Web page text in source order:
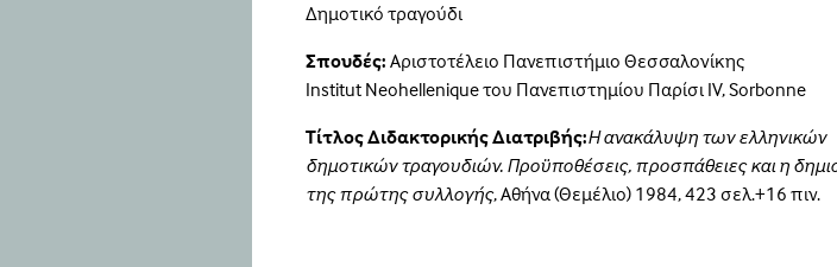
Δημοτικό τραγούδι
Σπουδές: Αριστοτέλειο Πανεπιστήμιο Θεσσαλονίκης
Institut Neohellenique του Πανεπιστημίου Παρίσι IV, Sorbonne
Τίτλος Διδακτορικής Διατριβής:Η ανακάλυψη των ελληνικών
δημοτικών τραγουδιών. Προϋποθέσεις, προσπάθειες και η
της πρώτης συλλογής, Αθήνα (Θεμέλιο) 1984, 423 σελ.+16 πιν.